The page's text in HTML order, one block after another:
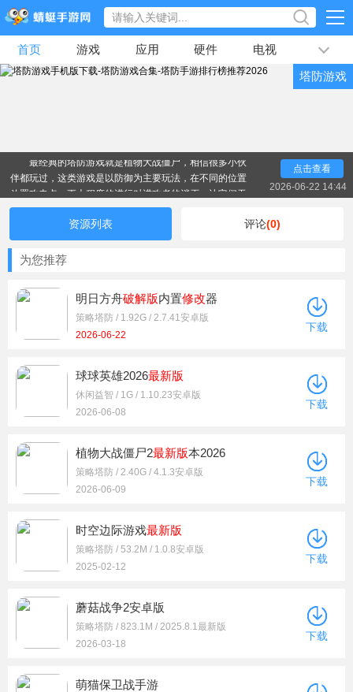
首页 游戏 应用 硬件 电视 排行榜
专题 文章 视频 最新 塔防游戏
最经典的塔防游戏就是植物大战僵尸，相信很多小伙
伴都玩过，这类游戏是以防御为主要玩法，在不同的位置
放置攻击点，更大程度的进行对进攻者的消灭，让它们无
法进入自己后方，就算获胜，操作没有什么难度，轻松就
可以上手，下面就让小编给大家带来一些好玩的塔防游
戏，感兴趣的朋友们就一起来看看吧！
点击查看
2026-06-22 14:44
资源列表 评论(0)
为您推荐
明日方舟破解版内置修改器
策略塔防 / 1.92G / 2.7.41安卓版
2026-06-22
下载
球球英雄2026最新版
休闲益智 / 1G / 1.10.23安卓版
2026-06-08
下载
植物大战僵尸2最新版本2026
策略塔防 / 2.40G / 4.1.3安卓版
2026-06-09
下载
时空边际游戏最新版
策略塔防 / 53.2M / 1.0.8安卓版
2025-02-12
下载
蘑菇战争2安卓版
策略塔防 / 823.1M / 2025.8.1最新版
2026-03-18
下载
萌猫保卫战手游